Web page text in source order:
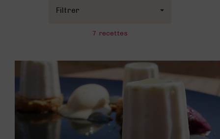
La Maison des Vins
Visite des domaines
Filtrer
7 recettes